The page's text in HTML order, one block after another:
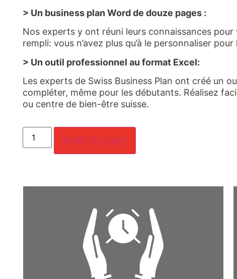
> Un business plan Word de douze pages :
Nos experts y ont réuni leurs connaissances
rempli: vous n’avez plus qu’à le personnaliser
> Un outil professionnel au format Excel:
Les experts de Swiss Business Plan ont créé un
compléter, même pour les débutants. Réalisez
ou centre de bien-être suisse.
Add to cart